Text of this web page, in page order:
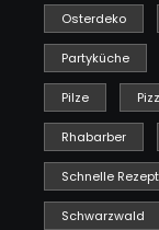
Osterdeko
Partyküche
Pilze
Rhabarber
Schnelle
Schwarzwald